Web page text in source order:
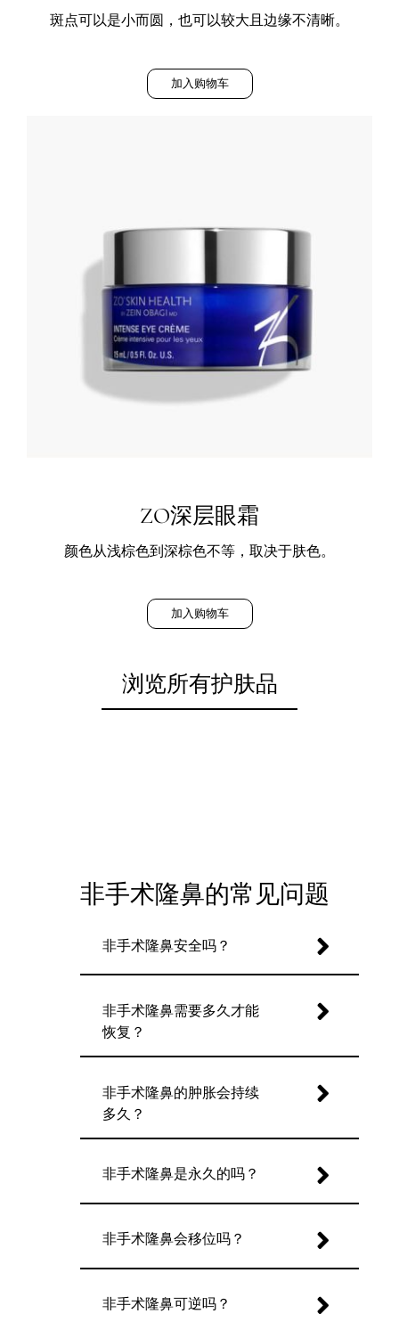
斑点可以是小而圆，也可以较大且边缘不清晰。
加入购物车
ZO深层眼霜
颜色从浅棕色到深棕色不等，取决于肤色。
加入购物车
浏览所有护肤品
非手术隆鼻的常见问题
非手术隆鼻安全吗？
非手术隆鼻需要多久才能
恢复？
非手术隆鼻的肿胀会持续
多久？
非手术隆鼻是永久的吗？
非手术隆鼻会移位吗？
非手术隆鼻可逆吗？